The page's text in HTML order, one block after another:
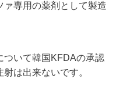
ァ専用の薬剤として製造
ついて韓国KFDAの承認
は出来ないです。